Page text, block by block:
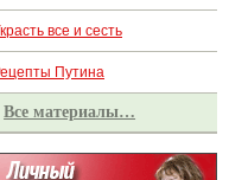
все и сесть
Путина
Все материалы…